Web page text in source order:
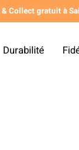
Collect gratuit à
Durabilité